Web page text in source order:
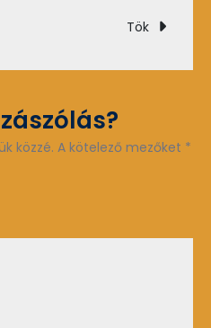
Tök
közzé. A kötelező mezőket *